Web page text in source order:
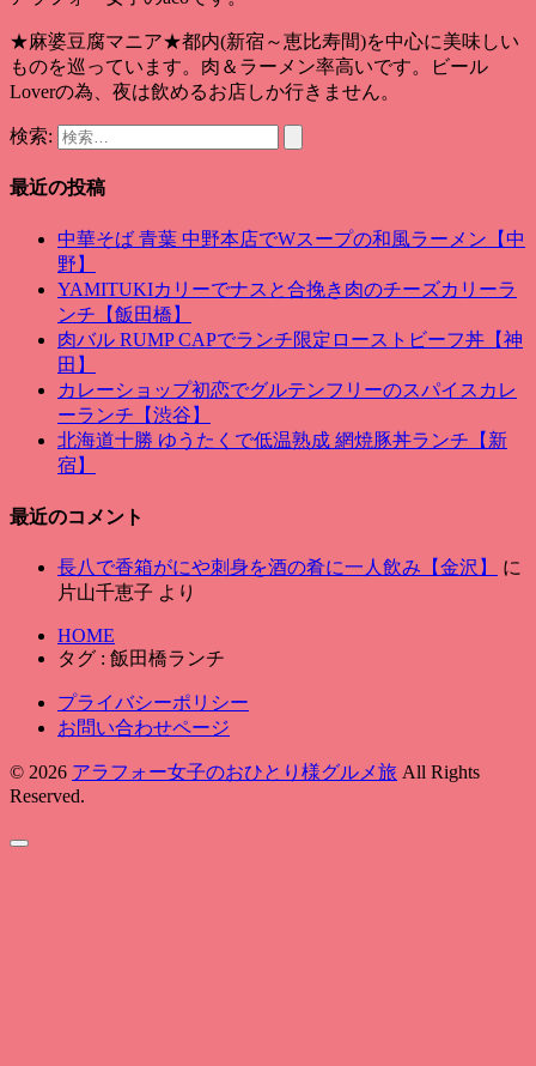
★麻婆豆腐マニア★都内(新宿～恵比寿間)を中心に美味しい
ものを巡っています。肉＆ラーメン率高いです。ビール
Loverの為、夜は飲めるお店しか行きません。
検索:
最近の投稿
中華そば 青葉 中野本店でWスープの和風ラーメン【中
野】
YAMITUKIカリーでナスと合挽き肉のチーズカリーラ
ンチ【飯田橋】
肉バル RUMP CAPでランチ限定ローストビーフ丼【神
田】
カレーショップ初恋でグルテンフリーのスパイスカレ
ーランチ【渋谷】
北海道十勝 ゆうたくで低温熟成 網焼豚丼ランチ【新
宿】
最近のコメント
長八で香箱がにや刺身を酒の肴に一人飲み【金沢】
に
片山千恵子 より
HOME
タグ : 飯田橋ランチ
プライバシーポリシー
お問い合わせページ
© 2026 アラフォー女子のおひとり様グルメ旅 All Rights
Reserved.